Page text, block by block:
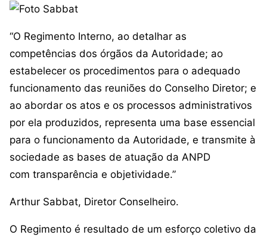
“O Regimento Interno, ao detalhar as
competências dos órgãos da Autoridade; ao
estabelecer os procedimentos para o adequado
funcionamento das reuniões do Conselho Diretor; e
ao abordar os atos e os processos administrativos
por ela produzidos, representa uma base essencial
para o funcionamento da Autoridade, e transmite à
sociedade as bases de atuação da ANPD
com transparência e objetividade.”
Arthur Sabbat, Diretor Conselheiro.
O Regimento é resultado de um esforço coletivo da